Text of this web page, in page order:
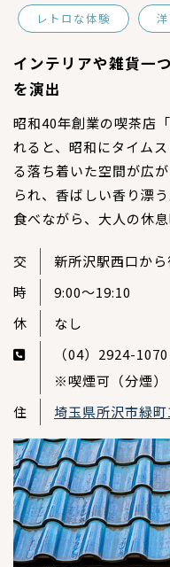
レトロな体験
インテリアや雑貨一
を演出
昭和40年創業の喫茶店
れると、昭和にタイム
る落ち着いた空間が広
られ、香ばしい香り漂
食べながら、大人の休
交
新所沢駅西口か
時
9:00～19:10
休
なし
（04）2924-1070
※喫煙可（分煙）
住
埼玉県所沢市緑